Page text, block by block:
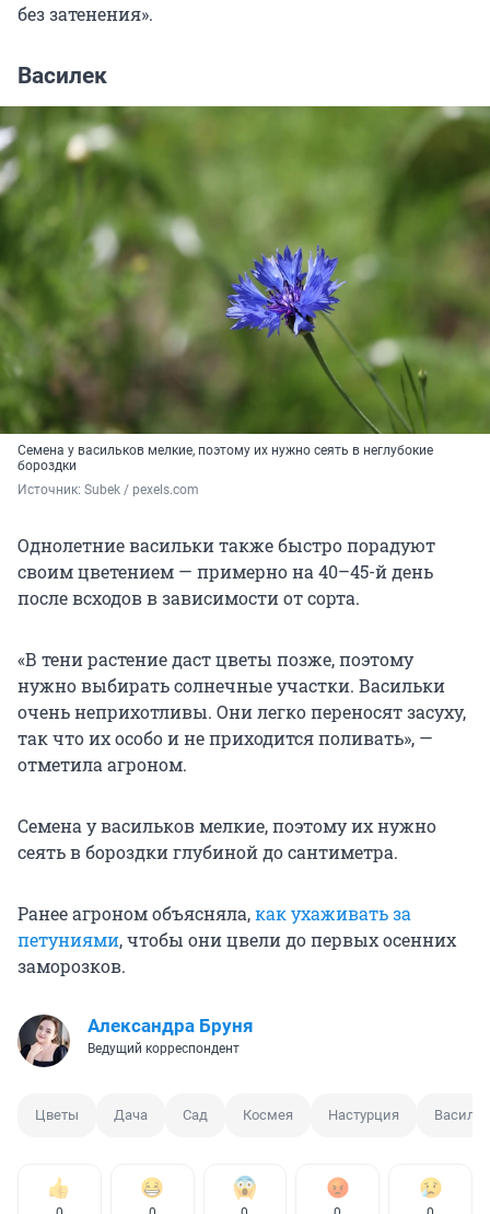
без затенения».
Василек
Семена у васильков мелкие, поэтому их нужно сеять в неглубокие
бороздки
Источник: Subek / pexels.com
Однолетние васильки также быстро порадуют
своим цветением — примерно на 40–45-й день
после всходов в зависимости от сорта.
«В тени растение даст цветы позже, поэтому
нужно выбирать солнечные участки. Васильки
очень неприхотливы. Они легко переносят засуху,
так что их особо и не приходится поливать», —
отметила агроном.
Семена у васильков мелкие, поэтому их нужно
сеять в бороздки глубиной до сантиметра.
Ранее агроном объясняла,как ухаживать за
петуниями, чтобы они цвели до первых осенних
заморозков.
Александра Бруня
Ведущий корреспондент
Цветы Дача Сад Космея Настурция Василек